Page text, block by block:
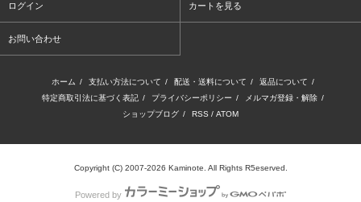
ログイン カートを見る
お問い合わせ
ホーム / 支払い方法について / 配送・送料について / 返品について /
特定商取引法に基づく表記 / プライバシーポリシー / メルマガ登録・解除 /
ショップブログ / RSS / ATOM
Copyright (C) 2007-2026 Kaminote. All Rights R5eserved.
Powered by